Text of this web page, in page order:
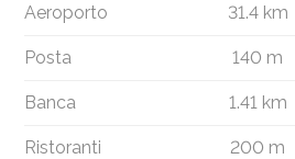
Aeroporto 31.4 km
Posta 140 m
Banca 1.41 km
Ristoranti 200 m